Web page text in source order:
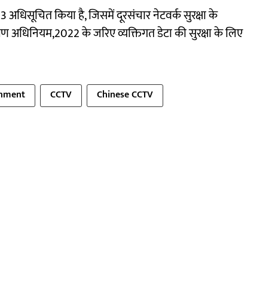
अधिसूचित किया है, जिसमें दूरसंचार नेटवर्क सुरक्षा के
अधिनियम,2022 के जरिए व्यक्तिगत डेटा की सुरक्षा के लिए
CCTV Chinese CCTV